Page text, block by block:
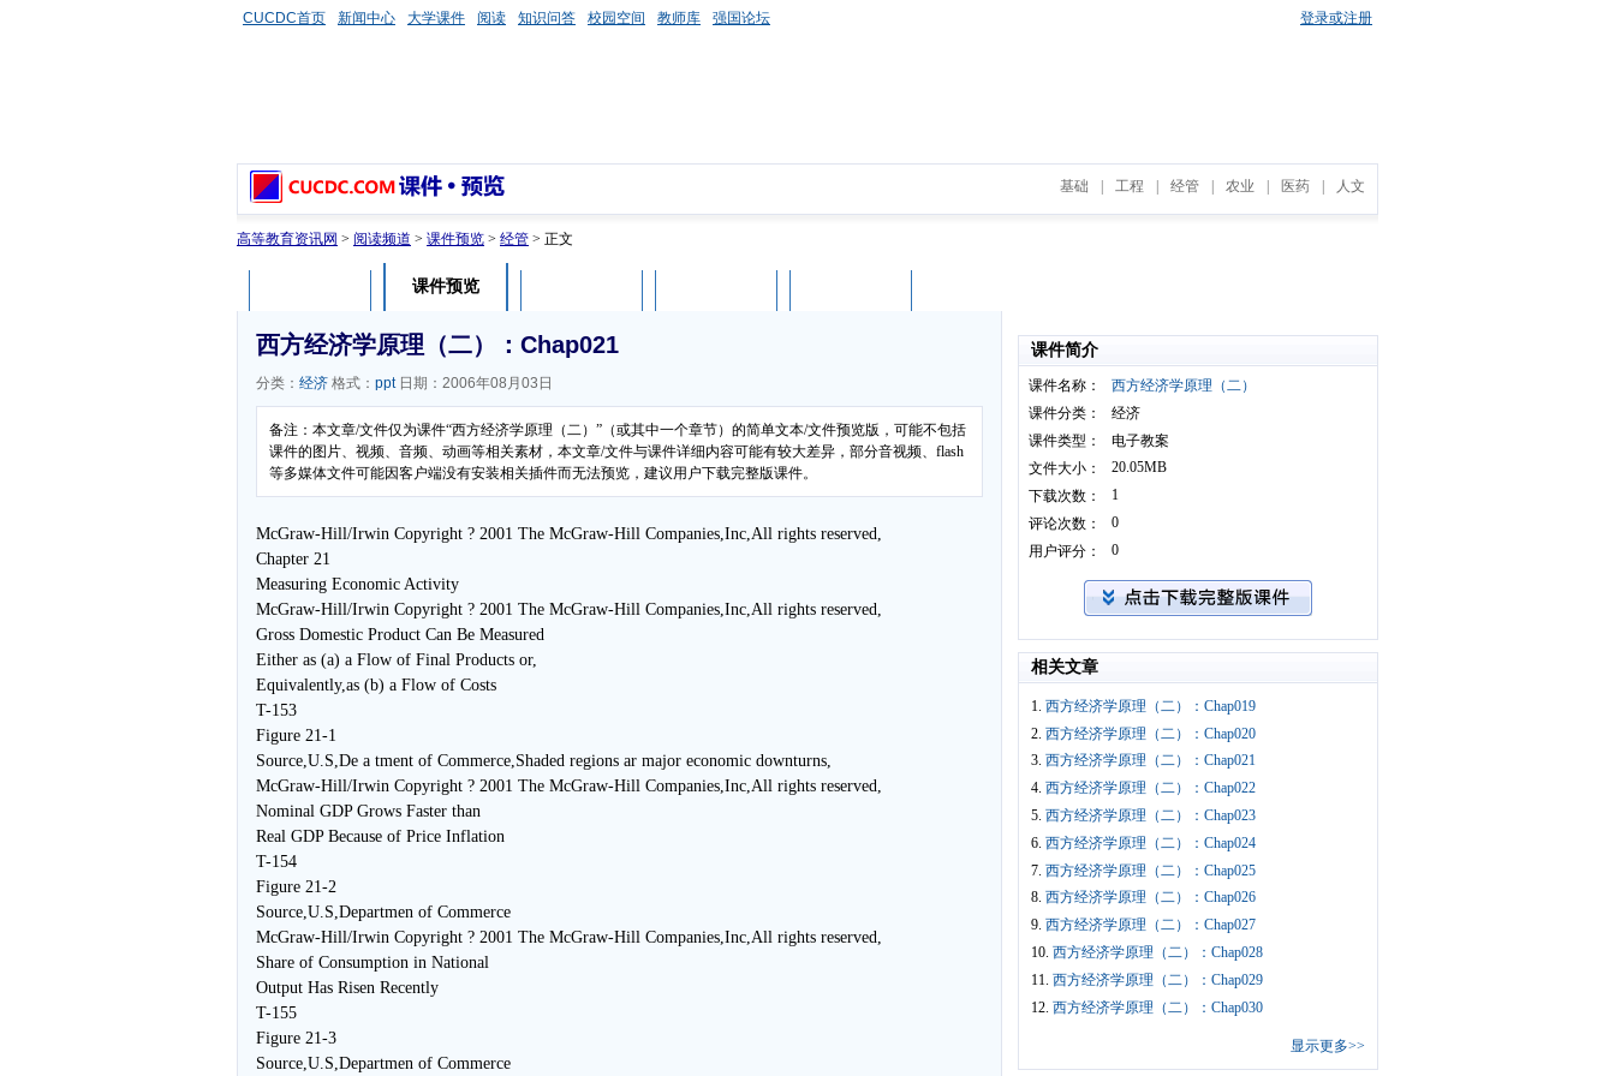
CUCDC首页 新闻中心 大学课件 阅读 知识问答 校园空间 教师库 强国论坛 登录或注册
基础 工程 经管 农业 医药 人文
高等教育资讯网 > 阅读频道 > 课件预览 > 经管 > 正文
课件预览
西方经济学原理（二）：Chap021
分类： 经济 格式： ppt日期：2006年08月03日
备注：本文章/文件仅为课件“西方经济学原理（二）”（或其中一个章节）的简单文本/文件预览版，可能不包括
课件的图片、视频、音频、动画等相关素材，本文章/文件与课件详细内容可能有较大差异，部分音视频、flash
等多媒体文件可能因客户端没有安装相关插件而无法预览，建议用户下载完整版课件。
McGraw-Hill/Irwin Copyright ? 2001 The McGraw-Hill Companies,Inc,All rights reserved,
Chapter 21
Measuring Economic Activity
McGraw-Hill/Irwin Copyright ? 2001 The McGraw-Hill Companies,Inc,All rights reserved,
Gross Domestic Product Can Be Measured
Either as (a) a Flow of Final Products or,
Equivalently,as (b) a Flow of Costs
T-153
Figure 21-1
Source,U.S,De a tment of Commerce,Shaded regions ar major economic downturns,
McGraw-Hill/Irwin Copyright ? 2001 The McGraw-Hill Companies,Inc,All rights reserved,
Nominal GDP Grows Faster than
Real GDP Because of Price Inflation
T-154
Figure 21-2
Source,U.S,Departmen of Commerce
McGraw-Hill/Irwin Copyright ? 2001 The McGraw-Hill Companies,Inc,All rights reserved,
Share of Consumption in National
Output Has Risen Recently
T-155
Figure 21-3
Source,U.S,Departmen of Commerce
课件简介
课件名称：
西方经济学原理（二）
课件分类：
经济
课件类型：
电子教案
文件大小：
20.05MB
下载次数：
1
评论次数：
0
用户评分：
0
相关文章
1. 西方经济学原理（二）：Chap019
2. 西方经济学原理（二）：Chap020
3. 西方经济学原理（二）：Chap021
4. 西方经济学原理（二）：Chap022
5. 西方经济学原理（二）：Chap023
6. 西方经济学原理（二）：Chap024
7. 西方经济学原理（二）：Chap025
8. 西方经济学原理（二）：Chap026
9. 西方经济学原理（二）：Chap027
10. 西方经济学原理（二）：Chap028
11. 西方经济学原理（二）：Chap029
12. 西方经济学原理（二）：Chap030
显示更多>>